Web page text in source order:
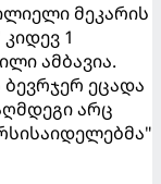
მეკარის
1
ამბავია.
ბევრჯერ ეცადა
არც